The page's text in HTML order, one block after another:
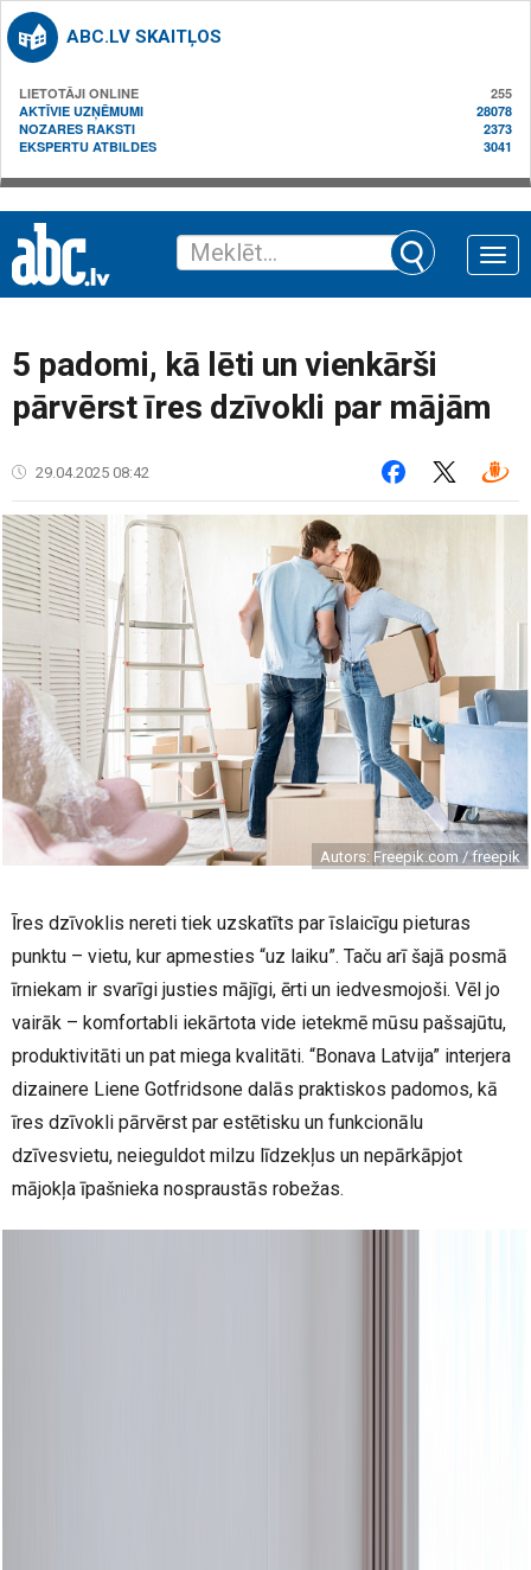
ABC.LV SKAITĻOS
LIETOTĀJI ONLINE
255
AKTĪVIE UZŅĒMUMI
28078
NOZARES RAKSTI
2373
EKSPERTU ATBILDES
3041
Toggle
5 padomi, kā lēti un vienkārši
pārvērst īres dzīvokli par mājām
29.04.2025 08:42
Autors: Freepik.com / freepik
Īres dzīvoklis nereti tiek uzskatīts par īslaicīgu pieturas
punktu – vietu, kur apmesties “uz laiku”. Taču arī šajā posmā
īrniekam ir svarīgi justies mājīgi, ērti un iedvesmojoši. Vēl jo
vairāk – komfortabli iekārtota vide ietekmē mūsu pašsajūtu,
produktivitāti un pat miega kvalitāti. “Bonava Latvija” interjera
dizainere Liene Gotfridsone dalās praktiskos padomos, kā
īres dzīvokli pārvērst par estētisku un funkcionālu
dzīvesvietu, neieguldot milzu līdzekļus un nepārkāpjot
mājokļa īpašnieka nospraustās robežas.